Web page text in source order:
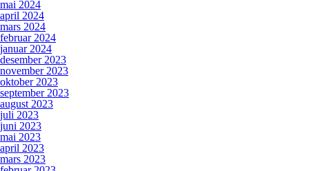
mai 2024
april 2024
mars 2024
februar 2024
januar 2024
desember 2023
november 2023
oktober 2023
september 2023
august 2023
juli 2023
juni 2023
mai 2023
april 2023
mars 2023